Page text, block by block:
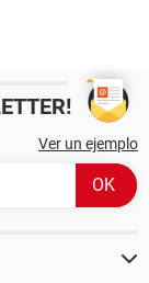
Ver un ejemplo